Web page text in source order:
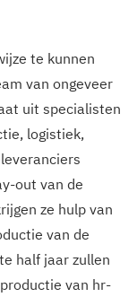
te kunnen
van ongeveer
uit specialisten
logistiek,
out van de
ze hulp van
van de
half jaar zullen
van hr-